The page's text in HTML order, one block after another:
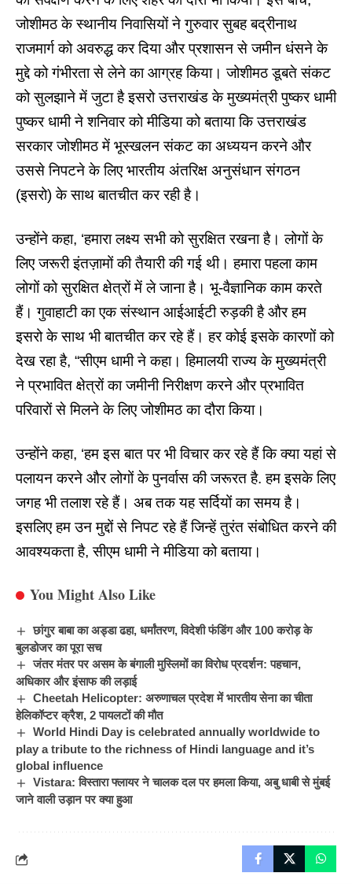
जोशीमठ के स्थानीय निवासियों ने गुरुवार सुबह बद्रीनाथ
राजमार्ग को अवरुद्ध कर दिया और प्रशासन से जमीन धंसने के
मुद्दे को गंभीरता से लेने का आग्रह किया।जोशीमठ डूबते संकट
को सुलझाने में जुटा है इसरो उत्तराखंड के मुख्यमंत्री पुष्कर धामी
पुष्कर धामी ने शनिवार को मीडिया को बताया कि उत्तराखंड
सरकारजोशीमठ में भूस्खलन संकटका अध्ययन करने और
उससे निपटने के लिए भारतीय अंतरिक्ष अनुसंधान संगठन
(इसरो) के साथ बातचीत कर रही है।
उन्होंने कहा, ‘हमारा लक्ष्य सभी को सुरक्षित रखना है। लोगों के
लिए जरूरी इंतज़ामों की तैयारी की गई थी। हमारा पहला काम
लोगों को सुरक्षित क्षेत्रों में ले जाना है। भू-वैज्ञानिक काम करते
हैं। गुवाहाटी का एक संस्थान आईआईटी रुड़की है और हम
इसरो के साथ भी बातचीत कर रहे हैं। हर कोई इसके कारणों को
देख रहा है, “सीएम धामी ने कहा।हिमालयी राज्य के मुख्यमंत्री
ने प्रभावित क्षेत्रों का जमीनी निरीक्षण करने और प्रभावित
परिवारों से मिलने के लिए जोशीमठ का दौरा किया।
उन्होंने कहा, ‘हम इस बात पर भी विचार कर रहे हैं कि क्या यहां से
पलायन करने और लोगों के पुनर्वास की जरूरत है. हम इसके लिए
जगह भी तलाश रहे हैं। अब तक यह सर्दियों का समय है।
इसलिए हम उन मुद्दों से निपट रहे हैं जिन्हें तुरंत संबोधित करने की
आवश्यकता है, सीएम धामी ने मीडिया को बताया।
You Might Also Like
छांगुर बाबा का अड्डा ढहा, धर्मांतरण, विदेशी फंडिंग और 100 करोड़ के
बुलडोजर का पूरा सच
जंतर मंतर पर असम के बंगाली मुस्लिमों का विरोध प्रदर्शन: पहचान,
अधिकार और इंसाफ की लड़ाई
Cheetah Helicopter: अरुणाचल प्रदेश में भारतीय सेना का चीता
हेलिकॉप्टर क्रैश, 2 पायलटों की मौत
World Hindi Day is celebrated annually worldwide to
play a tribute to the richness of Hindi language and it’s
global influence
Vistara: विस्तारा फ्लायर ने चालक दल पर हमला किया, अबु धाबी से मुंबई
जाने वाली उड़ान पर क्या हुआ